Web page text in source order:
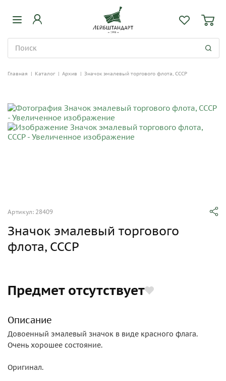
Главная | Каталог | Архив | Значок эмалевый торгового флота, СССР
Артикул: 28409
Значок эмалевый торгового
флота, СССР
Предмет отсутствует
Описание
Довоенный эмалевый значок в виде красного флага.
Очень хорошее состояние.
Оригинал.